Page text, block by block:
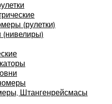
(рулетки)
(нивелиры)
Штангенрейсмасы